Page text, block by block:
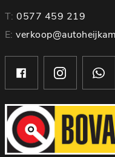
T: 0577 459 219
E: